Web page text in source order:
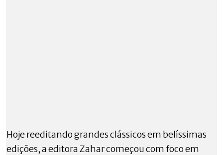
Hoje reeditando grandes clássicos em belíssimas
edições, a editora Zahar começou com foco em